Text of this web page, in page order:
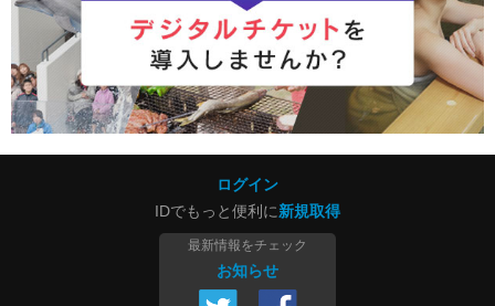
ログイン
IDでもっと便利に新規取得
最新情報をチェック
お知らせ